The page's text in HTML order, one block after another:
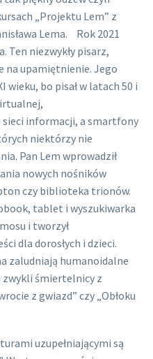
„Projektu Lem” z
Lema. Rok 2021
Ten niezwykły pisarz,
upamiętnienie. Jego
wieku, bo pisał w latach 50 i
informacji, a smartfony
niektórzy nie
Pan Lem wprowadził
nowych nośników
czy biblioteka trionów.
tablet i wyszukiwarka
i tworzył
dla dorosłych i dzieci.
zaludniają humanoidalne
śmiertelnicy z
z gwiazd” czy „Obłoku
uzupełniającymi są